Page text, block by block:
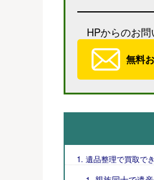
HPからのお問
無料
遺品整理で買取で